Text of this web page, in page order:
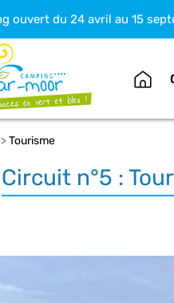
ouvert du 24 avril au 15
>Tourisme
Circuit n°5 :